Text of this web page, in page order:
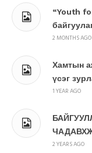
“Youth
2 MONTHS AGO
Хамтын
үсэг
1 YEAR AGO
2 YEARS AGO